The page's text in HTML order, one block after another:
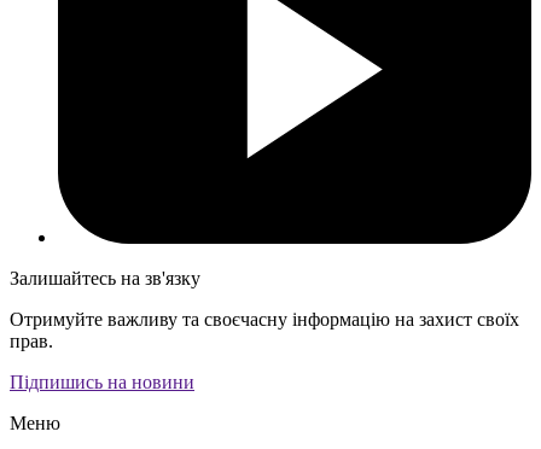
Залишайтесь на зв'язку
Отримуйте важливу та своєчасну інформацію на захист своїх
прав.
Підпишись на новини
Меню